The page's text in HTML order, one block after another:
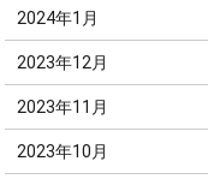
2024年1月
2023年12月
2023年11月
2023年10月